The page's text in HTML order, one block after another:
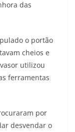
das
o portão
cheios e
utilizou
ferramentas
por
desvendar o